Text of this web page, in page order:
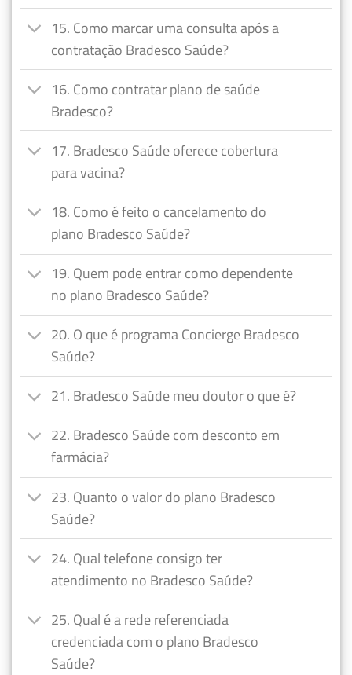
15. Como marcar uma consulta após a
contratação Bradesco Saúde?
16. Como contratar plano de saúde
Bradesco?
17. Bradesco Saúde oferece cobertura
para vacina?
18. Como é feito o cancelamento do
plano Bradesco Saúde?
19. Quem pode entrar como dependente
no plano Bradesco Saúde?
20. O que é programa Concierge Bradesco
Saúde?
21. Bradesco Saúde meu doutor o que é?
22. Bradesco Saúde com desconto em
farmácia?
23. Quanto o valor do plano Bradesco
Saúde?
24. Qual telefone consigo ter
atendimento no Bradesco Saúde?
25. Qual é a rede referenciada
credenciada com o plano Bradesco
Saúde?